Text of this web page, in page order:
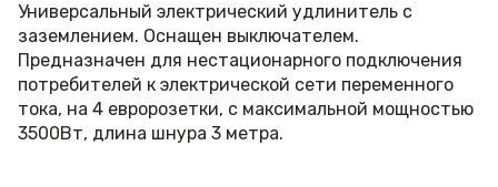
Универсальный электрический удлинитель с
заземлением. Оснащен выключателем.
Предназначен для нестационарного подключения
потребителей к электрической сети переменного
тока, на 4 евророзетки, с максимальной мощностью
3500Вт, длина шнура 3 метра.